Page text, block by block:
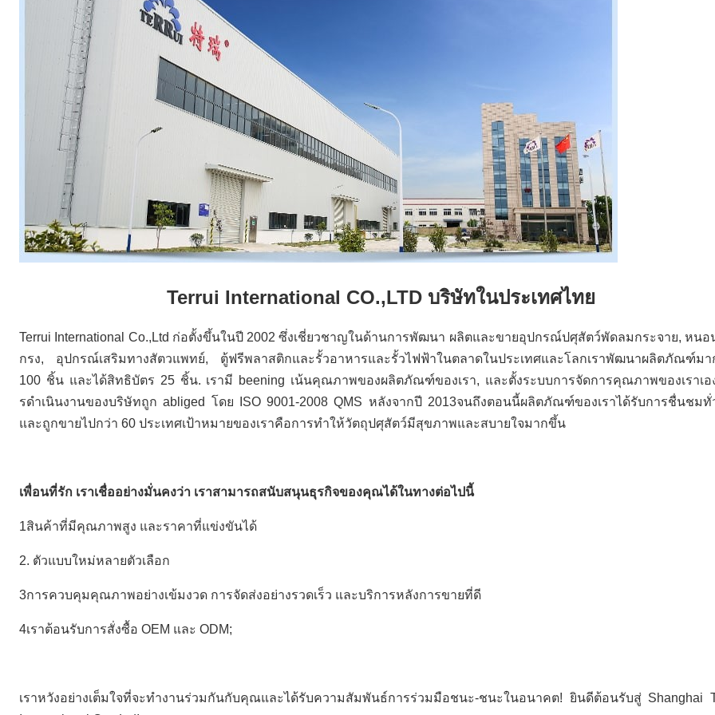
Terrui International CO.,LTD บริษัทในประเทศไทย
Terrui International Co.,Ltd ก่อตั้งขึ้นในปี 2002 ซึ่งเชี่ยวชาญในด้านการพัฒนา ผลิตและขายอุปกรณ์ปศุสัตว์พัดลมกระจาย, หนอ
กรง, อุปกรณ์เสริมทางสัตวแพทย์, ตู้ฟรีพลาสติกและรั้วอาหารและรั้วไฟฟ้าในตลาดในประเทศและโลกเราพัฒนาผลิตภัณฑ์มา
100 ชิ้น และได้สิทธิบัตร 25 ชิ้น. เรามี beening เน้นคุณภาพของผลิตภัณฑ์ของเรา, และตั้งระบบการจัดการคุณภาพของเราเอ
รดําเนินงานของบริษัทถูก abliged โดย ISO 9001-2008 QMS หลังจากปี 2013จนถึงตอนนี้ผลิตภัณฑ์ของเราได้รับการชื่นชมทั่
และถูกขายไปกว่า 60 ประเทศเป้าหมายของเราคือการทําให้วัตถุปศุสัตว์มีสุขภาพและสบายใจมากขึ้น
เพื่อนที่รัก เราเชื่ออย่างมั่นคงว่า เราสามารถสนับสนุนธุรกิจของคุณได้ในทางต่อไปนี้
1สินค้าที่มีคุณภาพสูง และราคาที่แข่งขันได้
2. ตัวแบบใหม่หลายตัวเลือก
3การควบคุมคุณภาพอย่างเข้มงวด การจัดส่งอย่างรวดเร็ว และบริการหลังการขายที่ดี
4เราต้อนรับการสั่งซื้อ OEM และ ODM;
เราหวังอย่างเต็มใจที่จะทํางานร่วมกันกับคุณและได้รับความสัมพันธ์การร่วมมือชนะ-ชนะในอนาคต! ยินดีต้อนรับสู่ Shanghai